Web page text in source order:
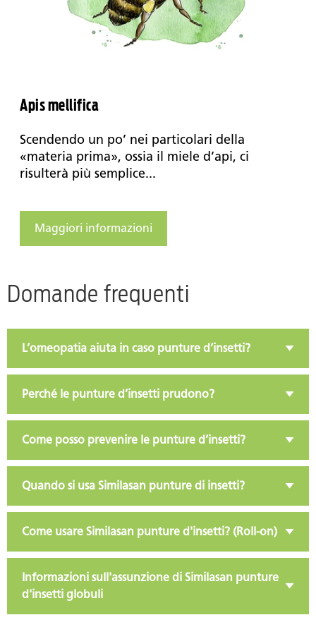
Apis mellifica
Scendendo un po’ nei particolari della
«materia prima», ossia il miele d’api, ci
risulterà più semplice...
Maggiori informazioni
Domande frequenti
L’omeopatia aiuta in caso punture d’insetti?
Perché le punture d’insetti prudono?
Come posso prevenire le punture d’insetti?
Quando si usa Similasan punture di insetti?
Come usare Similasan punture d'insetti? (Roll-on)
Informazioni sull'assunzione di Similasan punture
d'insetti globuli